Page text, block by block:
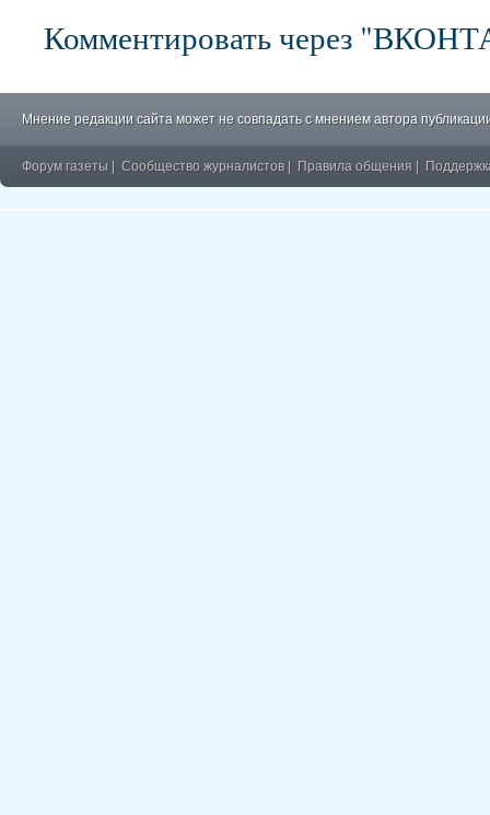
Комментировать через
Мнение редакции сайта может не совпадать с мнением автора
Форум газеты | Сообщество журналистов | Правила общения |
�